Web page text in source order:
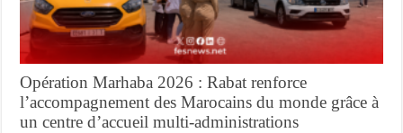
Opération Marhaba 2026 : Rabat renforce
l’accompagnement des Marocains du monde grâce à
un centre d’accueil multi-administrations